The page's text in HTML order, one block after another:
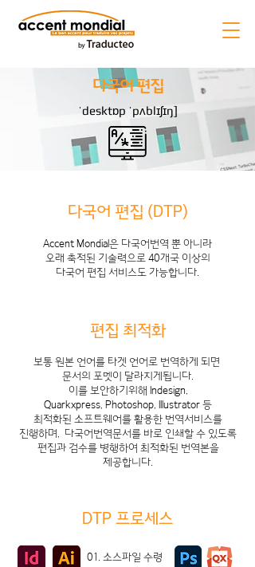
다국어 편집
ˈdesktɒp ˈpʌblɪʃɪŋ]
다국어 편집 (DTP)
Accent Mondial은 다국어번역 뿐 아니라
오래 축적된 기술력으로 40개국 이상의
다국어 편집 서비스도 가능합니다.
​편집 최적화
보통 원본 언어를 타겟 언어로 번역하게 되면
문서의 포멧이 달라지게됩니다.
이를 보안하기위해 Indesign,
Quarkxpress, Photoshop, Illustrator 등
최적화된 소프트웨어를 활용한 번역서비스를
진행하며, 다국어번역문서를 바로 인쇄할 수 있도록
편집과 검수를 병행하여 최적화된 번역본을
제공합니다.
DTP 프로세스
01. 소스파일 수령